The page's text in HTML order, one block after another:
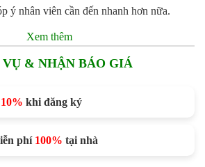
ý nhân viên cần đến nhanh hơn nữa.
Xem thêm
& NHẬN BÁO GIÁ
10% khi đăng ký
phí 100% tại nhà